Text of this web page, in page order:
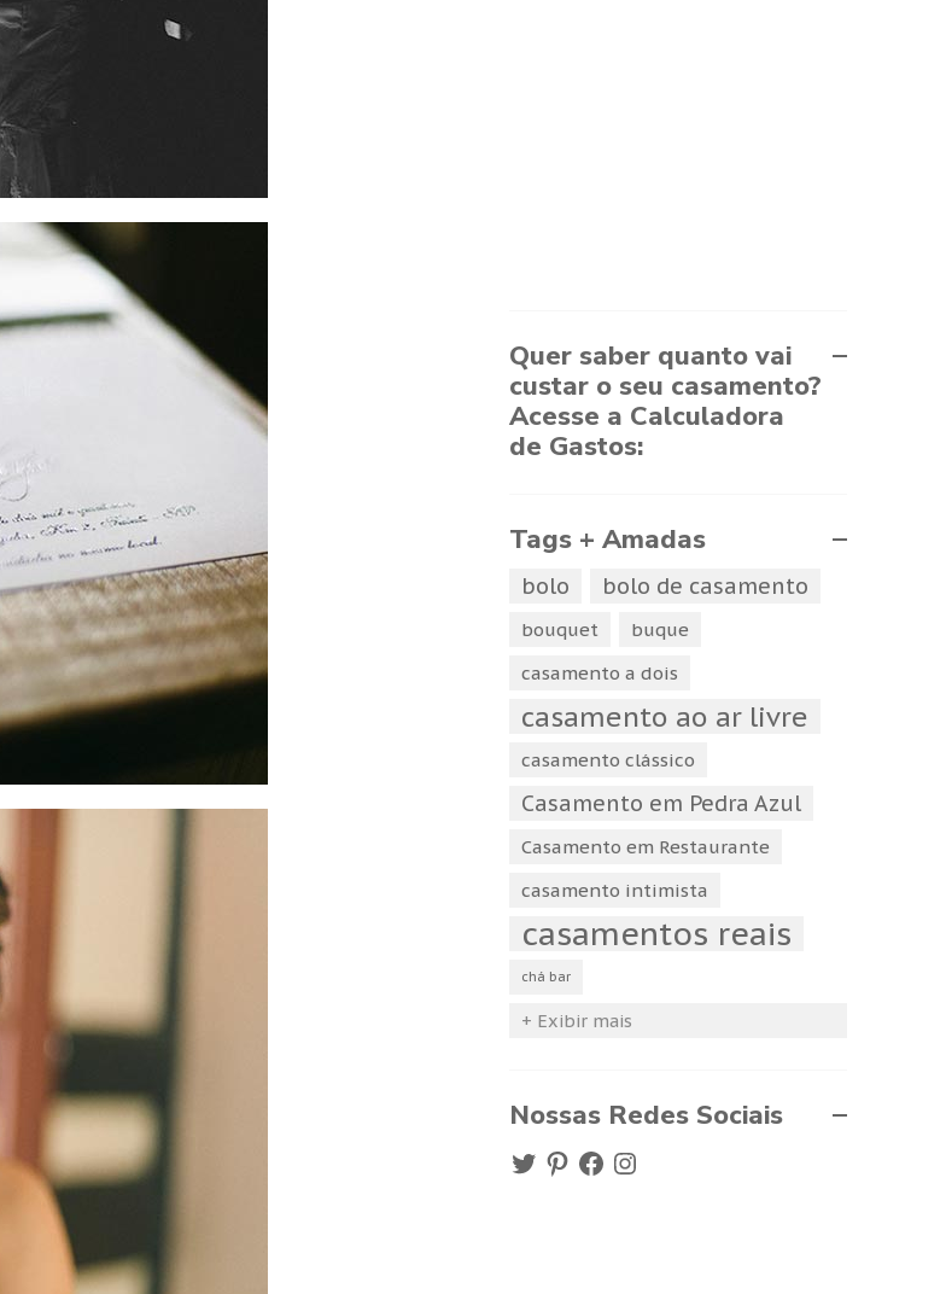
Quer saber quanto vai
custar o seu casamento?
Acesse a Calculadora
de Gastos:
Tags + Amadas
bolo bolo de casamento
bouquet
buque
casamento a dois
casamento ao ar livre
casamento clássico
Casamento em Pedra Azul
Casamento em Restaurante
casamento intimista
casamentos reais
chá bar
+ Exibir mais
Nossas Redes Sociais